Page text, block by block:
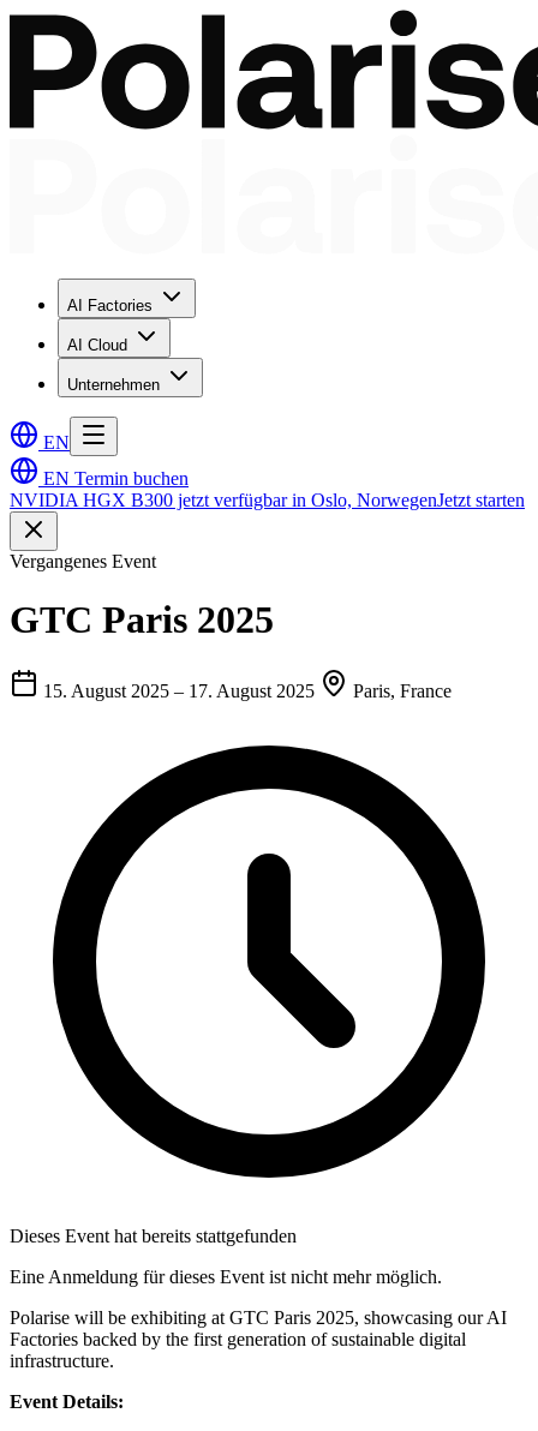
AI Factories
AI Cloud
Unternehmen
EN
EN Termin buchen
NVIDIA HGX B300 jetzt verfügbar in Oslo, NorwegenJetzt starten
Vergangenes Event
GTC Paris 2025
15. August 2025 – 17. August 2025 Paris, France
Dieses Event hat bereits stattgefunden
Eine Anmeldung für dieses Event ist nicht mehr möglich.
Polarise will be exhibiting at GTC Paris 2025, showcasing our AI
Factories backed by the first generation of sustainable digital
infrastructure.
Event Details: